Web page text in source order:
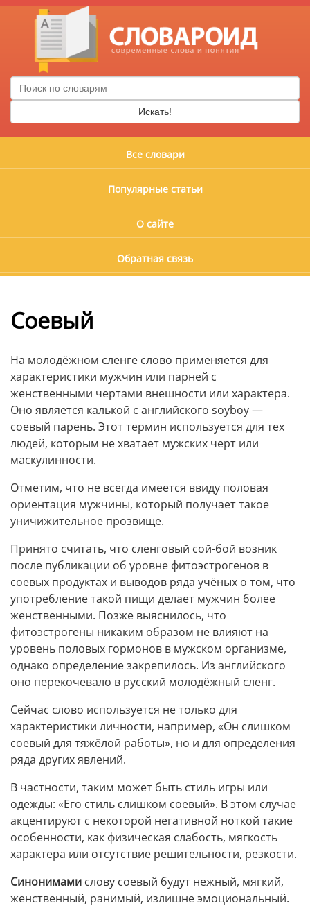
Искать!
Все словари
Популярные статьи
О сайте
Обратная связь
Соевый
На молодёжном сленге слово применяется для
характеристики мужчин или парней с
женственными чертами внешности или характера.
Оно является калькой с английского soyboy —
соевый парень. Этот термин используется для тех
людей, которым не хватает мужских черт или
маскулинности.
Отметим, что не всегда имеется ввиду половая
ориентация мужчины, который получает такое
уничижительное прозвище.
Принято считать, что сленговый сой-бой возник
после публикации об уровне фитоэстрогенов в
соевых продуктах и выводов ряда учёных о том, что
употребление такой пищи делает мужчин более
женственными. Позже выяснилось, что
фитоэстрогены никаким образом не влияют на
уровень половых гормонов в мужском организме,
однако определение закрепилось. Из английского
оно перекочевало в русский молодёжный сленг.
Сейчас слово используется не только для
характеристики личности, например, «Он слишком
соевый для тяжёлой работы», но и для определения
ряда других явлений.
В частности, таким может быть стиль игры или
одежды: «Его стиль слишком соевый». В этом случае
акцентируют с некоторой негативной ноткой такие
особенности, как физическая слабость, мягкость
характера или отсутствие решительности, резкости.
Синонимами слову соевый будут нежный, мягкий,
женственный, ранимый, излишне эмоциональный.